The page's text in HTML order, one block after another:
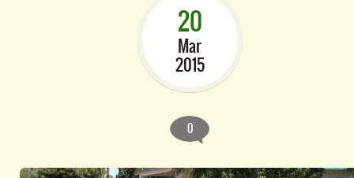
20
Mar
2015
0